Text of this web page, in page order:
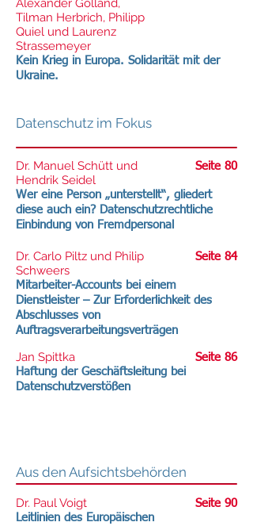
Alexander Golland,
Tilman Herbrich, Philipp
Quiel und Laurenz
Strassemeyer
Kein Krieg in Europa. Solidarität mit der
Ukraine.
Datenschutz im Fokus
Dr. Manuel Schütt und
Hendrik Seidel
Wer eine Person „unterstellt“, gliedert
diese auch ein? Datenschutzrechtliche
Einbindung von Fremdpersonal
Seite 80
Dr. Carlo Piltz und Philip
Schweers
Seite 84
Mitarbeiter-Accounts bei einem
Dienstleister – Zur Erforderlichkeit des
Abschlusses von
Auftragsverarbeitungsverträgen
Seite 86
Jan Spittka
Haftung der Geschäftsleitung bei
Datenschutzverstößen
Aus den Aufsichtsbehörden
Dr. Paul Voigt
Leitlinien des Europäischen
Seite 90